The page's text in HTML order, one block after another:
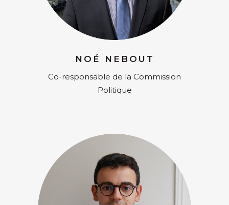
NOÉ NEBOUT
Co-responsable de la Commission
Politique